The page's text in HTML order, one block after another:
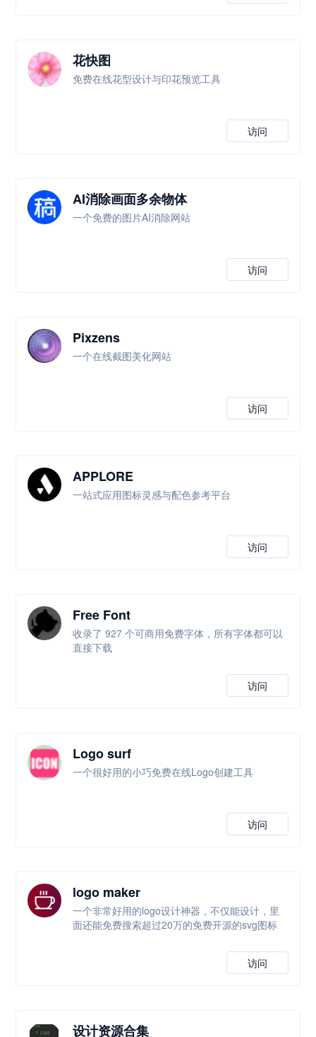
花快图
免费在线花型设计与印花预览工具
访问
AI消除画面多余物体
一个免费的图片AI消除网站
访问
Pixzens
一个在线截图美化网站
访问
APPLORE
一站式应用图标灵感与配色参考平台
访问
Free Font
收录了 927 个可商用免费字体，所有字体都可以
直接下载
访问
Logo surf
一个很好用的小巧免费在线Logo创建工具
访问
logo maker
一个非常好用的logo设计神器，不仅能设计，里
面还能免费搜索超过20万的免费开源的svg图标
访问
设计资源合集